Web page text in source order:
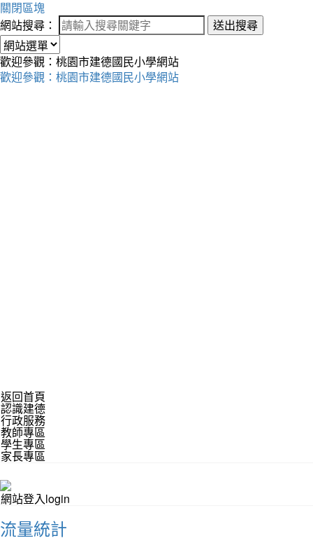
關閉區塊
網站搜尋：
送出搜尋
歡迎參觀：桃園市建德國民小學網站
歡迎參觀：桃園市建德國民小學網站
返回首頁
認識建德
行政服務
教師專區
學生專區
家長專區
網站登入login
流量統計